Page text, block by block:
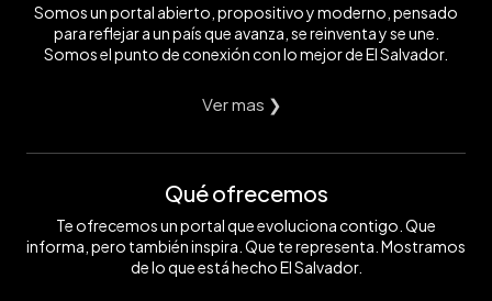
Somos un portal abierto, propositivo y moderno, pensado
para reflejar a un país que avanza, se reinventa y se une.
Somos el punto de conexión con lo mejor de El Salvador.
Ver mas ❯
Qué ofrecemos
Te ofrecemos un portal que evoluciona contigo. Que
informa, pero también inspira. Que te representa. Mostramos
de lo que está hecho El Salvador.